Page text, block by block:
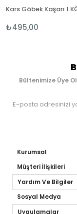
Kars Göbek Kaşarı 1
₺495,00
Bültenimize Üye
Kurumsal
Müşteri İlişkileri
Yardım Ve Bilgiler
Sosyal Medya
Uygulamalar